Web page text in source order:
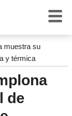
muestra su
y térmica
de